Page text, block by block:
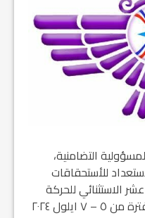
التضامنية،
للأستحقاقات
الاستثنائي للحركة
الديمقراطية الآشورية – زوعا للفترة من ٥ – ٧ ايلول ٢٠٢٤